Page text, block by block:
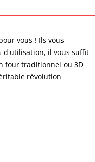
vous ! Ils vous
d'utilisation, il vous suffit
four traditionnel ou 3D
révolution